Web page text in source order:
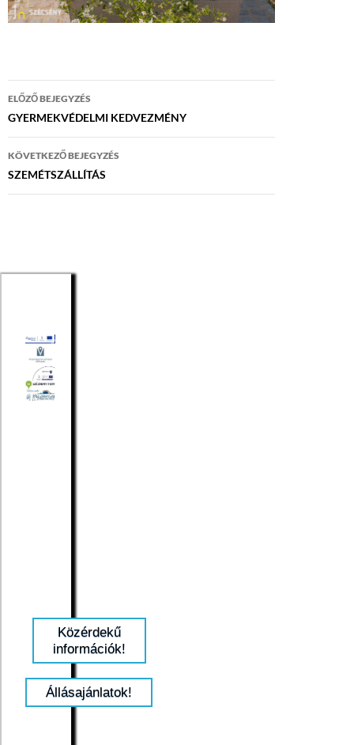
Bejegyzés
navigáció
ELŐZŐ BEJEGYZÉS
GYERMEKVÉDELMI KEDVEZMÉNY
KÖVETKEZŐ BEJEGYZÉS
SZEMÉTSZÁLLÍTÁS
Közérdekű
információk!
Állásajánlatok!